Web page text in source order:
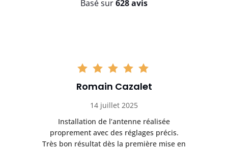
Basé sur628 avis
Romain Cazalet
14 juillet 2025
Installation de l’antenne réalisée
proprement avec des réglages précis.
Très bon résultat dès la première mise en